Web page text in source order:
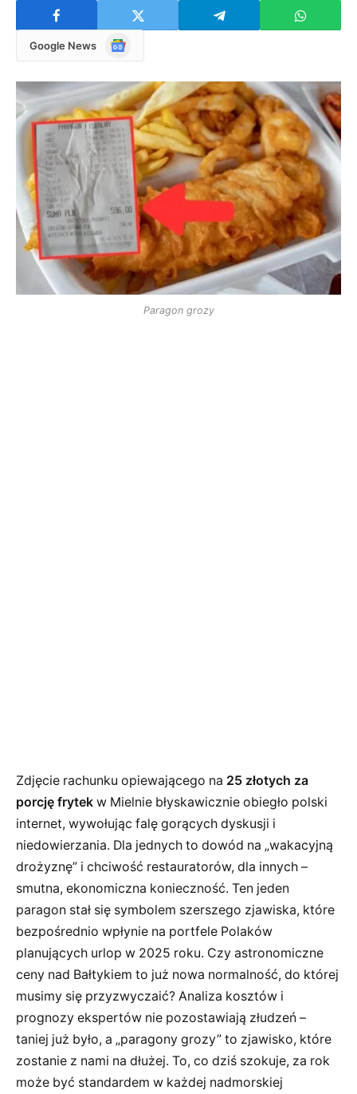
Google News
Google
Paragon grozy
Zdjęcie rachunku opiewającego na 25 złotych za
porcję frytek w Mielnie błyskawicznie obiegło polski
internet, wywołując falę gorących dyskusji i
niedowierzania. Dla jednych to dowód na „wakacyjną
drożyznę” i chciwość restauratorów, dla innych –
smutna, ekonomiczna konieczność. Ten jeden
paragon stał się symbolem szerszego zjawiska, które
bezpośrednio wpłynie na portfele Polaków
planujących urlop w 2025 roku. Czy astronomiczne
ceny nad Bałtykiem to już nowa normalność, do której
musimy się przyzwyczaić? Analiza kosztów i
prognozy ekspertów nie pozostawiają złudzeń –
taniej już było, a „paragony grozy” to zjawisko, które
zostanie z nami na dłużej. To, co dziś szokuje, za rok
może być standardem w każdej nadmorskiej